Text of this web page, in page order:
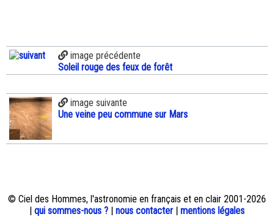
image précédente
Soleil rouge des feux de forêt
image suivante
Une veine peu commune sur Mars
© Ciel des Hommes, l'astronomie en français et en clair 2001-2026
| qui sommes-nous ? | nous contacter | mentions légales